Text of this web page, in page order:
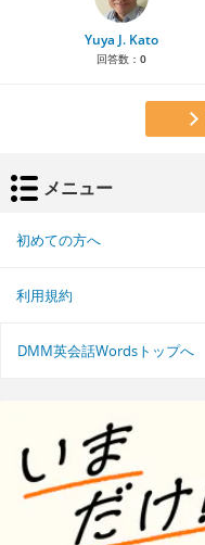
Yuya J. Kato
回答数： 0
メニュー
初めての方へ
利用規約
DMM英会話Wordsトップへ